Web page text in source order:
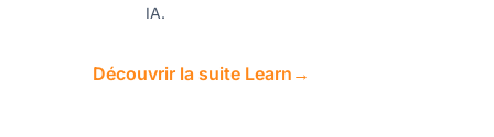
IA.
Découvrir la suite Learn →